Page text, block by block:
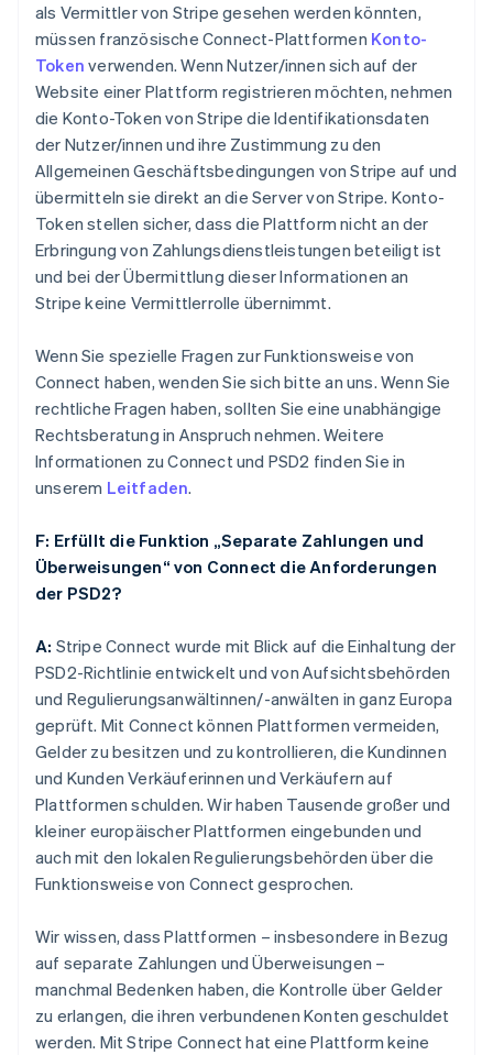
als Vermittler von Stripe gesehen werden könnten,
müssen französische Connect-Plattformen Konto-
Token verwenden. Wenn Nutzer/innen sich auf der
Website einer Plattform registrieren möchten, nehmen
die Konto-Token von Stripe die Identifikationsdaten
der Nutzer/innen und ihre Zustimmung zu den
Allgemeinen Geschäftsbedingungen von Stripe auf und
übermitteln sie direkt an die Server von Stripe. Konto-
Token stellen sicher, dass die Plattform nicht an der
Erbringung von Zahlungsdienstleistungen beteiligt ist
und bei der Übermittlung dieser Informationen an
Stripe keine Vermittlerrolle übernimmt.
Wenn Sie spezielle Fragen zur Funktionsweise von
Connect haben, wenden Sie sich bitte an uns. Wenn Sie
rechtliche Fragen haben, sollten Sie eine unabhängige
Rechtsberatung in Anspruch nehmen. Weitere
Informationen zu Connect und PSD2 finden Sie in
unserem Leitfaden.
F: Erfüllt die Funktion „Separate Zahlungen und
Überweisungen“ von Connect die Anforderungen
der PSD2?
A: Stripe Connect wurde mit Blick auf die Einhaltung der
PSD2-Richtlinie entwickelt und von Aufsichtsbehörden
und Regulierungsanwältinnen/-anwälten in ganz Europa
geprüft. Mit Connect können Plattformen vermeiden,
Gelder zu besitzen und zu kontrollieren, die Kundinnen
und Kunden Verkäuferinnen und Verkäufern auf
Plattformen schulden. Wir haben Tausende großer und
kleiner europäischer Plattformen eingebunden und
auch mit den lokalen Regulierungsbehörden über die
Funktionsweise von Connect gesprochen.
Wir wissen, dass Plattformen – insbesondere in Bezug
auf separate Zahlungen und Überweisungen –
manchmal Bedenken haben, die Kontrolle über Gelder
zu erlangen, die ihren verbundenen Konten geschuldet
werden. Mit Stripe Connect hat eine Plattform keine